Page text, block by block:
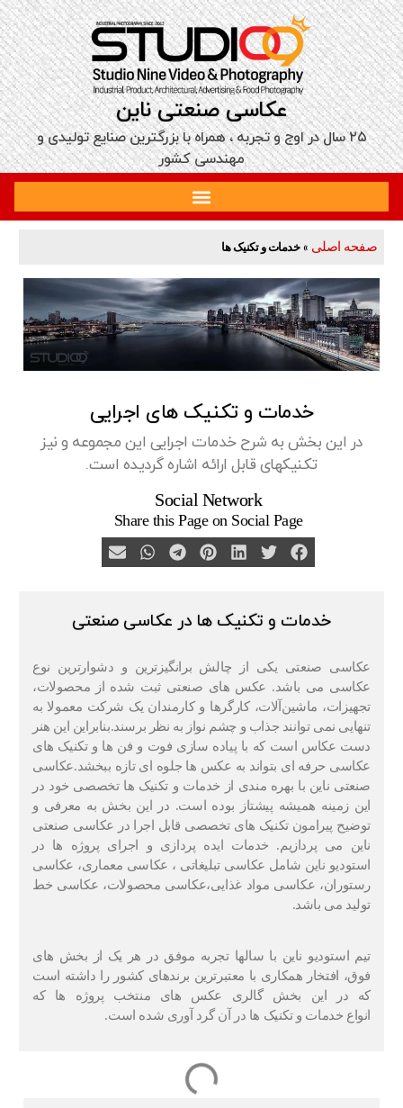
عکاسی صنعتی ناین
۲۵ سال در اوج و تجربه‌ ، همراه با بزرگترین صنایع تولیدی و
مهندسی کشور
صفحه اصلی »خدمات و تکنیک ها
خدمات و تکنیک های اجرایی
در این بخش به شرح خدمات اجرایی این مجموعه و نیز
تکنیکهای قابل ارائه اشاره گردیده است.
Social Network
Share this Page on Social Page
خدمات و تکنیک ها در عکاسی صنعتی
عکاسی صنعتی یکی از چالش برانگیزترین و دشوارترین نوع
عکاسی می باشد. عکس های صنعتی ثبت شده از محصولات،
تجهیزات، ماشین‌آلات، کارگرها و کارمندان یک شرکت معمولا به
تنهایی نمی توانند جذاب و چشم نواز به نظر برسند.بنابراین این هنر
دست عکاس است که با پیاده سازی فوت و فن ها و تکنیک های
عکاسی حرفه ای بتواند به عکس ها جلوه ای تازه ببخشد.عکاسی
صنعتی ناین با بهره مندی از خدمات و تکنیک ها تخصصی خود در
این زمینه همیشه پیشتاز بوده است. در این بخش به معرفی و
توضیح پیرامون تکنیک های تخصصی قابل اجرا در عکاسی صنعتی
ناین می پردازیم. خدمات ایده پردازی و اجرای پروژه ها در
استودیو ناین شامل عکاسی تبلیغاتی ، عکاسی معماری، عکاسی
رستوران، عکاسی مواد غذایی،عکاسی محصولات، عکاسی خط
تولید می باشد.
تیم استودیو ناین با سالها تجربه موفق در هر یک از بخش های
فوق، افتخار همکاری با معتبرترین برندهای کشور را داشته است
که در این بخش گالری عکس های منتخب پروژه ها که
انواع خدمات و تکنیک ها در آن گرد آوری شده است.